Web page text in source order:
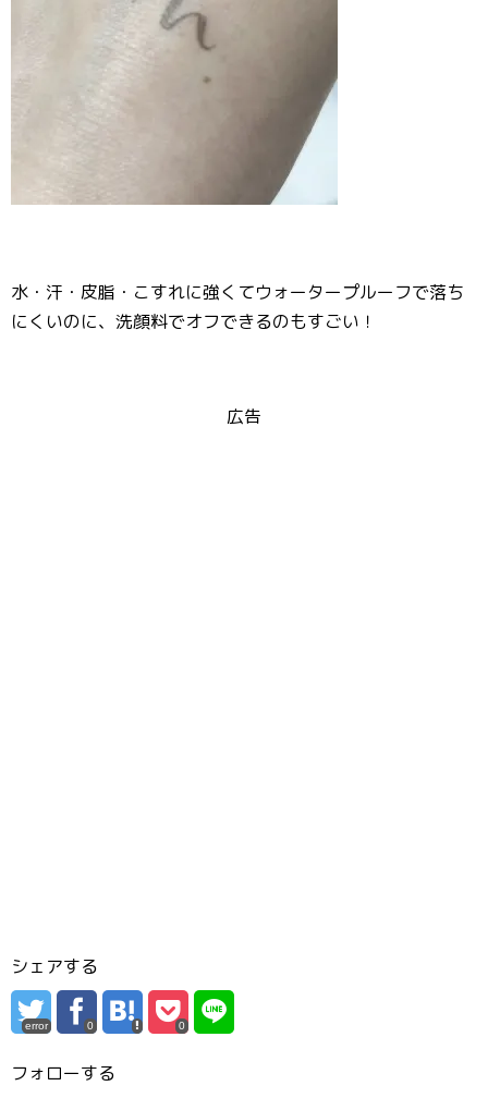
水・汗・皮脂・こすれに強くてウォータープルーフで落ち
にくいのに、洗顔料でオフできるのもすごい！
広告
シェアする
error 0 0
フォローする